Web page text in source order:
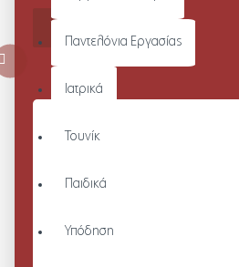
Παντελόνια Εργασίας
Ιατρικά
Τουνίκ
Παιδικά
Υπόδηση